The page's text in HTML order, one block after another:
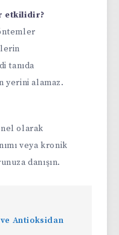
etkilidir?
tanıda
yerini alamaz.
olarak
veya kronik
danışın.
ve Antioksidan